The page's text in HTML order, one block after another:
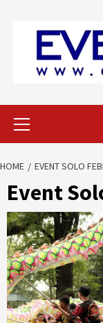
HOME EVENT SOLO
Event